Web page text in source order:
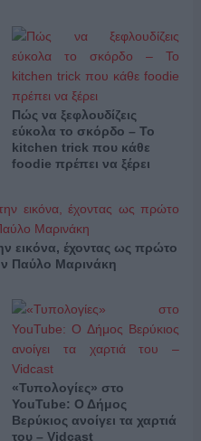
Πώς να ξεφλουδίζεις
εύκολα το σκόρδο – Το
kitchen trick που κάθε
foodie πρέπει να ξέρει
εικόνα, έχοντας ως πρώτο
Παύλο Μαρινάκη
«Τυπολογίες» στο
YouTube: Ο Δήμος
Βερύκιος ανοίγει τα χαρτιά
του – Vidcast